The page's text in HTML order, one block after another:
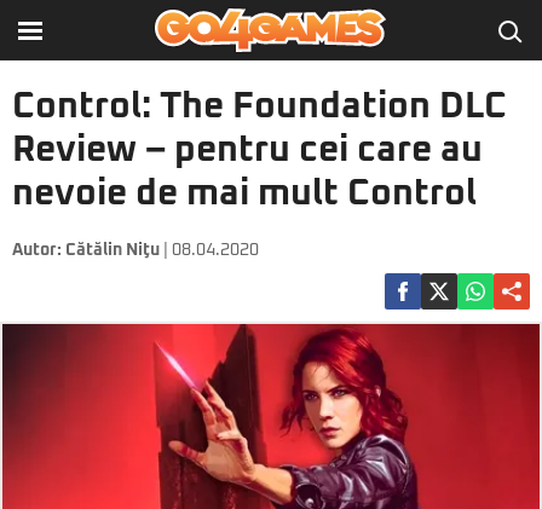
Control: The Foundation DLC
Review – pentru cei care au
nevoie de mai mult Control
Autor: Cătălin Niţu | 08.04.2020